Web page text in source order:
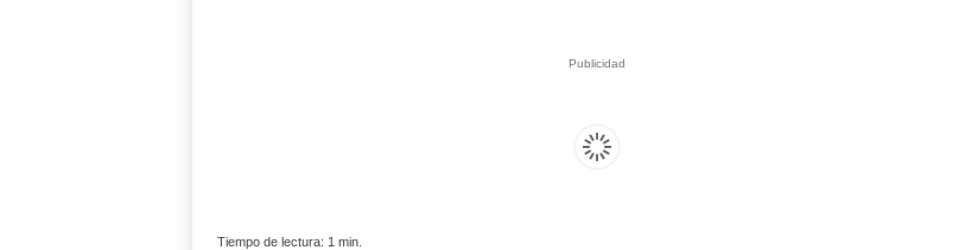
Publicidad
Tiempo de lectura: 1 min.